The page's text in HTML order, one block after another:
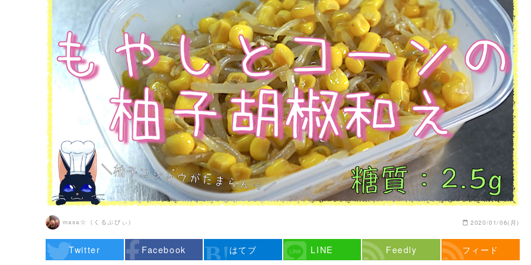
masa☆（くるぷぴぃ） 2020/01/06(月)
Twitter Facebook はてブ LINE Feedly フィード